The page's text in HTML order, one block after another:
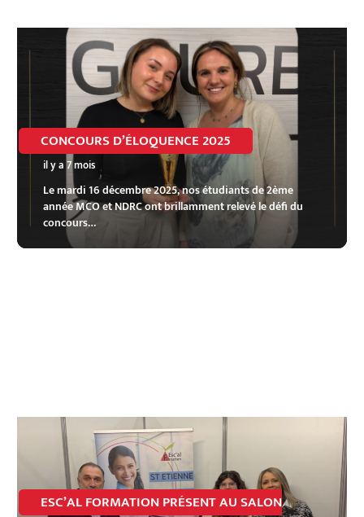
CONCOURS D’ÉLOQUENCE 2025
il y a 7 mois
Le mardi 16 décembre 2025, nos étudiants de 2ème
année MCO et NDRC ont brillamment relevé le défi du
concours…
ESC’AL FORMATION PRÉSENT AU SALON